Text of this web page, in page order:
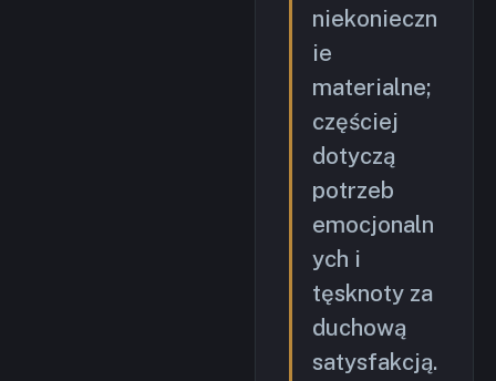
niekonieczn
ie
materialne;
częściej
dotyczą
potrzeb
emocjonaln
ych i
tęsknoty za
duchową
satysfakcją.